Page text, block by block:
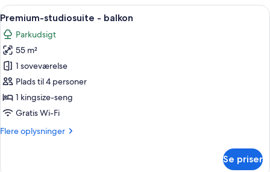
Indlæs
alle
billeder
af
Premium-
studiosuite
-
balkon
43-tommers fladskærms-tv med
13
Premium-studiosuite - balkon
Parkudsigt
55 m²
1 soveværelse
Plads til 4 personer
1 kingsize-seng
Gratis Wi-Fi
Flere oplysninger
Flere
Se priser